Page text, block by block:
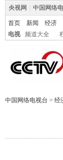
央视网 中国网络
首页 新闻 经济
电视
频道大全
中国网络电视台 > 经